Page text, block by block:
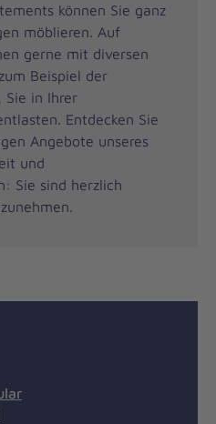
können Sie ganz
möblieren. Auf
gerne mit diversen
Beispiel der
Sie in Ihrer
Entdecken Sie
Angebote unseres
und
Sie sind herzlich